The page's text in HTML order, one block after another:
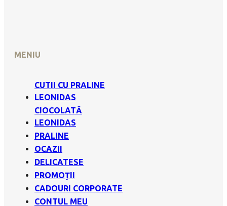
MENIU
CUTII CU PRALINE
LEONIDAS
CIOCOLATĂ
LEONIDAS
PRALINE
OCAZII
DELICATESE
PROMOȚII
CADOURI CORPORATE
CONTUL MEU